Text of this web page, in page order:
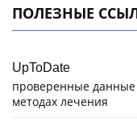
ПОЛЕЗНЫЕ
UpToDate
проверенные данные
методах лечения